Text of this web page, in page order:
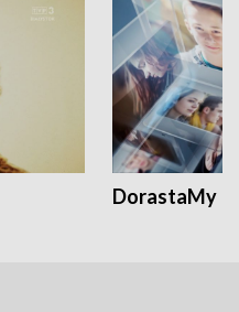
DorastaMy